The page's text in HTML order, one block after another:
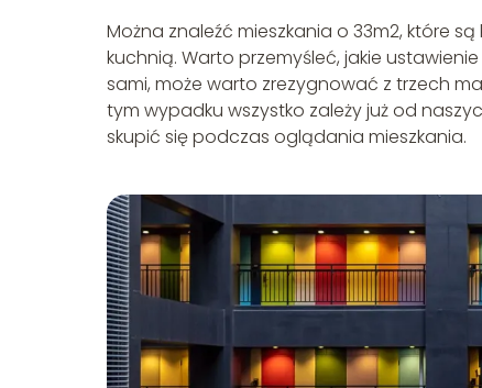
Można znaleźć mieszkania o 33m2, które
kuchnią. Warto przemyśleć, jakie
sami, może warto zrezygnować z trzech
tym wypadku wszystko zależy już od
skupić się podczas oglądania mieszkania.